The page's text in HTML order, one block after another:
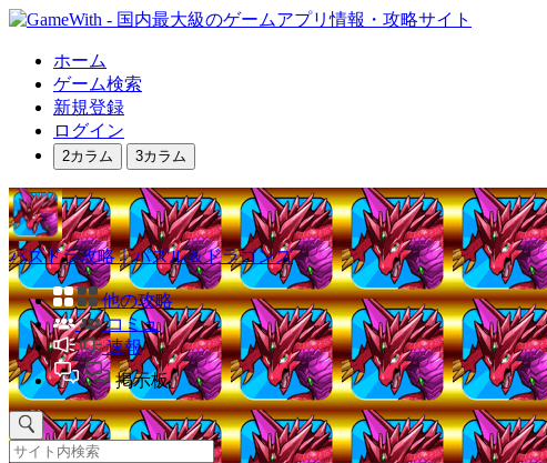
ホーム
ゲーム検索
新規登録
ログイン
2カラム 3カラム
パズドラ攻略｜パズル＆ドラゴンズ
他の攻略
コミュ
速報
掲示板